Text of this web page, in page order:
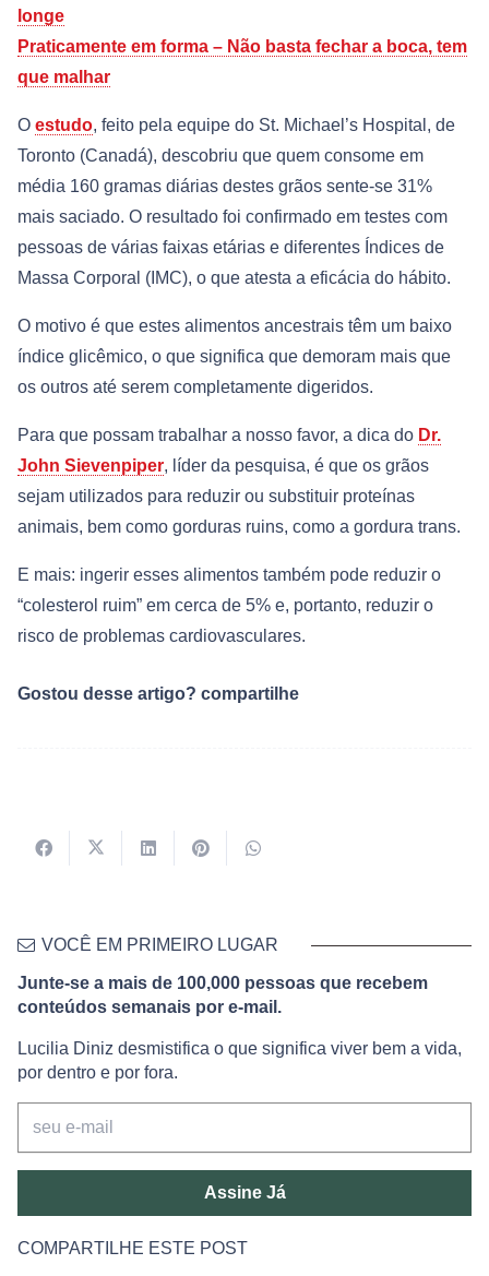
longe
Praticamente em forma – Não basta fechar a boca, tem
que malhar
O estudo, feito pela equipe do St. Michael’s Hospital, de
Toronto (Canadá), descobriu que quem consome em
média 160 gramas diárias destes grãos sente-se 31%
mais saciado. O resultado foi confirmado em testes com
pessoas de várias faixas etárias e diferentes Índices de
Massa Corporal (IMC), o que atesta a eficácia do hábito.
O motivo é que estes alimentos ancestrais têm um baixo
índice glicêmico, o que significa que demoram mais que
os outros até serem completamente digeridos.
Para que possam trabalhar a nosso favor, a dica do Dr.
John Sievenpiper, líder da pesquisa, é que os grãos
sejam utilizados para reduzir ou substituir proteínas
animais, bem como gorduras ruins, como a gordura trans.
E mais: ingerir esses alimentos também pode reduzir o
“colesterol ruim” em cerca de 5% e, portanto, reduzir o
risco de problemas cardiovasculares.
Gostou desse artigo? compartilhe
VOCÊ EM PRIMEIRO LUGAR
Junte-se a mais de 100,000 pessoas que recebem
conteúdos semanais por e-mail.
Lucilia Diniz desmistifica o que significa viver bem a vida,
por dentro e por fora.
Assine Já
COMPARTILHE ESTE POST